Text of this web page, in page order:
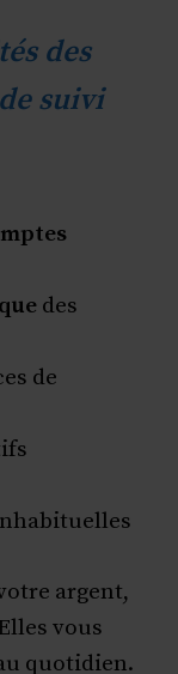
des
suivi
des
de
argent,
vous
quotidien.